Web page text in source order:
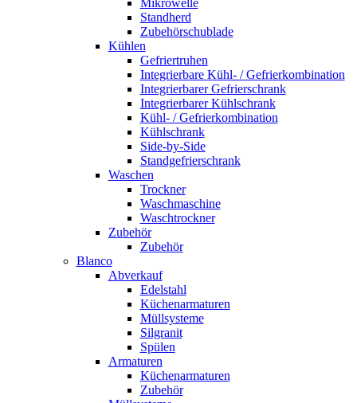
Mikrowelle
Standherd
Zubehörschublade
Kühlen
Gefriertruhen
Integrierbare Kühl- / Gefrierkombination
Integrierbarer Gefrierschrank
Integrierbarer Kühlschrank
Kühl- / Gefrierkombination
Kühlschrank
Side-by-Side
Standgefrierschrank
Waschen
Trockner
Waschmaschine
Waschtrockner
Zubehör
Zubehör
Blanco
Abverkauf
Edelstahl
Küchenarmaturen
Müllsysteme
Silgranit
Spülen
Armaturen
Küchenarmaturen
Zubehör